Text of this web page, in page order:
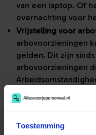
Toestemming
van een laptop. Of
overnachting voor
Vrijstelling voor
arbovoorzieningen
gelden. Dit zijn
arbovoorzieningen
veiligheidskleding of
bureaustoel.
maakt om de